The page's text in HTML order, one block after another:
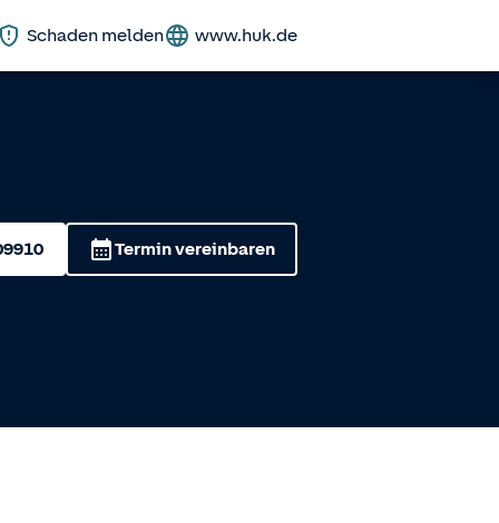
Schaden melden www.huk.de
Termin vereinbaren